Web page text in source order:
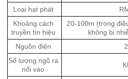
Loại hạt phát
Khoảng cách
truyền tín hiệu
20-100m (trong
không bị
Nguồn điện
Số lượng ngõ ra
nối vào